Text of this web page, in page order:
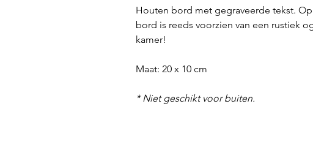
Houten bord met gegraveerde tekst.
bord is reeds voorzien van een rustiek
kamer!
Maat: 20 x 10 cm
* Niet geschikt voor buiten.